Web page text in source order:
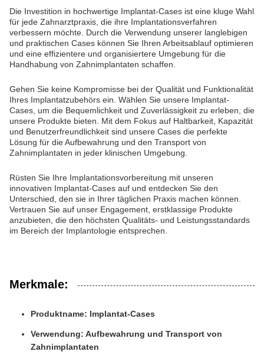
Die Investition in hochwertige Implantat-Cases ist eine kluge Wahl
für jede Zahnarztpraxis, die ihre Implantationsverfahren
verbessern möchte. Durch die Verwendung unserer langlebigen
und praktischen Cases können Sie Ihren Arbeitsablauf optimieren
und eine effizientere und organisiertere Umgebung für die
Handhabung von Zahnimplantaten schaffen.
Gehen Sie keine Kompromisse bei der Qualität und Funktionalität
Ihres Implantatzubehörs ein. Wählen Sie unsere Implantat-
Cases, um die Bequemlichkeit und Zuverlässigkeit zu erleben, die
unsere Produkte bieten. Mit dem Fokus auf Haltbarkeit, Kapazität
und Benutzerfreundlichkeit sind unsere Cases die perfekte
Lösung für die Aufbewahrung und den Transport von
Zahnimplantaten in jeder klinischen Umgebung.
Rüsten Sie Ihre Implantationsvorbereitung mit unseren
innovativen Implantat-Cases auf und entdecken Sie den
Unterschied, den sie in Ihrer täglichen Praxis machen können.
Vertrauen Sie auf unser Engagement, erstklassige Produkte
anzubieten, die den höchsten Qualitäts- und Leistungsstandards
im Bereich der Implantologie entsprechen.
Merkmale:
Produktname: Implantat-Cases
Verwendung: Aufbewahrung und Transport von
Zahnimplantaten